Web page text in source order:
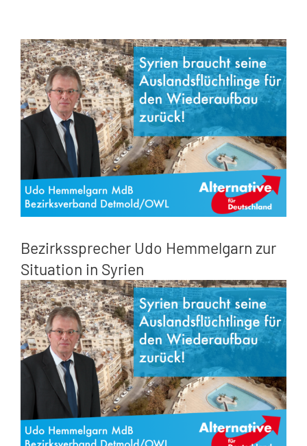
Zeige
grösseres
Bild
Bezirkssprecher Udo Hemmelgarn zur
Situation in Syrien